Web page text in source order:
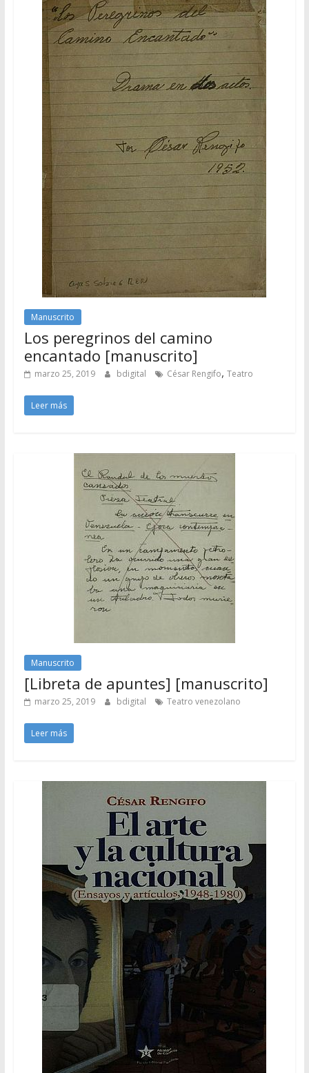
Manuscrito
Los peregrinos del camino
encantado [manuscrito]
marzo 25, 2019 bdigital César Rengifo, Teatro
Leer más
Manuscrito
[Libreta de apuntes] [manuscrito]
marzo 25, 2019 bdigital Teatro venezolano
Leer más